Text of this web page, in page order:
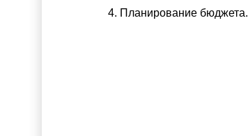
Планирование бюджета.